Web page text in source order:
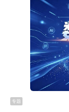
动自行车的朋
车补贴范围和
补贴？看完这
专题